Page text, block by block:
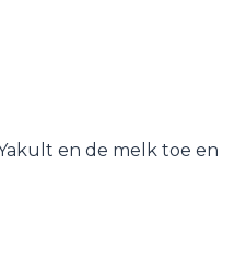
en de melk toe en